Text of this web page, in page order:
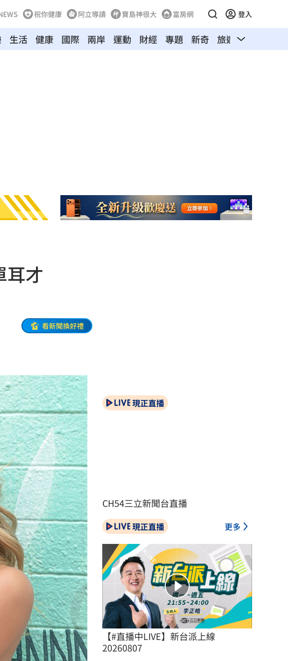
祝你健康 阿立導讀 寶島神很大 富房網 登入
生活 健康 國際 兩岸 運動 財經 專題 新奇 旅遊 汽車
耳才
看新聞換好禮
現正直播
CH54三立新聞台直播
現正直播 更多
【#直播中LIVE】新台派上線
20260807